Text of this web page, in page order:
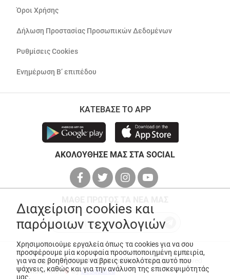
Όροι Χρήσης
Δήλωση Προστασίας Προσωπικών Δεδομένων
Ρυθμίσεις Cookies
Ενημέρωση Β’ επιπέδου
ΚΑΤΕΒΑΣΕ ΤΟ APP
ΑΚΟΛΟΥΘΗΣΕ ΜΑΣ ΣΤΑ SOCIAL
© Copyright 2026ANEDIK Kritikos. All Rights Reserved
Made with
byDesquared
Διαχείριση cookies και
παρόμοιων τεχνολογιών
Χρησιμοποιούμε εργαλεία όπως τα cookies για να σου
προσφέρουμε μία κορυφαία προσωποποιημένη εμπειρία,
για να σε βοηθήσουμε να βρεις ευκολότερα αυτό που
ψάχνεις, καθώς και για την ανάλυση της επισκεψιμότητάς
μας.